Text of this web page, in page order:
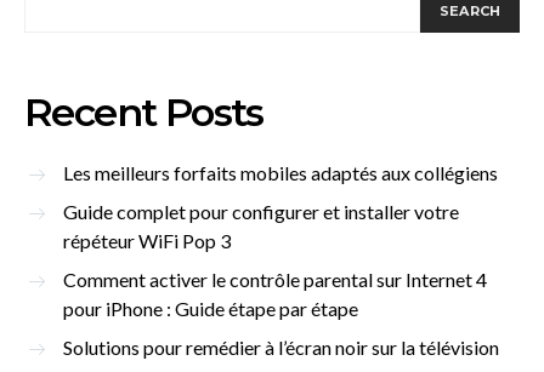
SEARCH
Recent Posts
Les meilleurs forfaits mobiles adaptés aux collégiens
Guide complet pour configurer et installer votre
répéteur WiFi Pop 3
Comment activer le contrôle parental sur Internet 4
pour iPhone : Guide étape par étape
Solutions pour remédier à l’écran noir sur la télévision